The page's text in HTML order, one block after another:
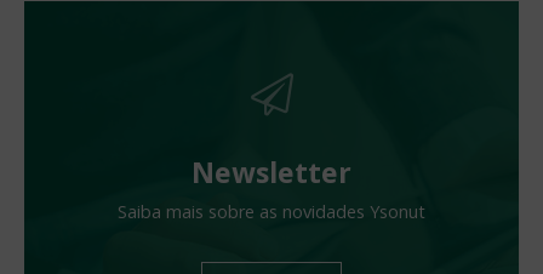
Newsletter
Saiba mais sobre as novidades Ysonut